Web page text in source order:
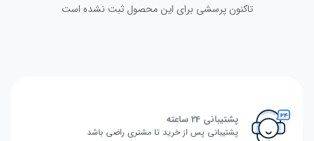
تاکنون پرسشی برای این محصول ثبت نشده است
پشتیبانی 24 ساعته
پشتیبانی پس از خرید تا مشتری راضی باشد